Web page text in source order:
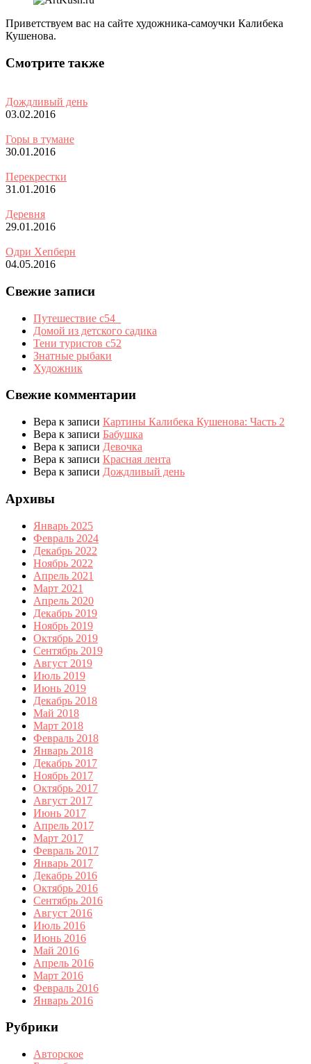
Приветствуем вас на сайте художника-самоучки Калибека
Кушенова.
Смотрите также
Дождливый день
03.02.2016
Горы в тумане
30.01.2016
Перекрестки
31.01.2016
Деревня
29.01.2016
Одри Хепберн
04.05.2016
Свежие записи
Путешествие с54_
Домой из детского садика
Тени туристов с52
Знатные рыбаки
Художник
Свежие комментарии
Вера к записи Картины Калибека Кушенова: Часть 2
Вера к записи Бабушка
Вера к записи Девочка
Вера к записи Красная лента
Вера к записи Дождливый день
Архивы
Январь 2025
Февраль 2024
Декабрь 2022
Ноябрь 2022
Апрель 2021
Март 2021
Апрель 2020
Декабрь 2019
Ноябрь 2019
Октябрь 2019
Сентябрь 2019
Август 2019
Июль 2019
Июнь 2019
Декабрь 2018
Май 2018
Март 2018
Февраль 2018
Январь 2018
Декабрь 2017
Ноябрь 2017
Октябрь 2017
Август 2017
Июнь 2017
Апрель 2017
Март 2017
Февраль 2017
Январь 2017
Декабрь 2016
Октябрь 2016
Сентябрь 2016
Август 2016
Июль 2016
Июнь 2016
Май 2016
Апрель 2016
Март 2016
Февраль 2016
Январь 2016
Рубрики
Авторское